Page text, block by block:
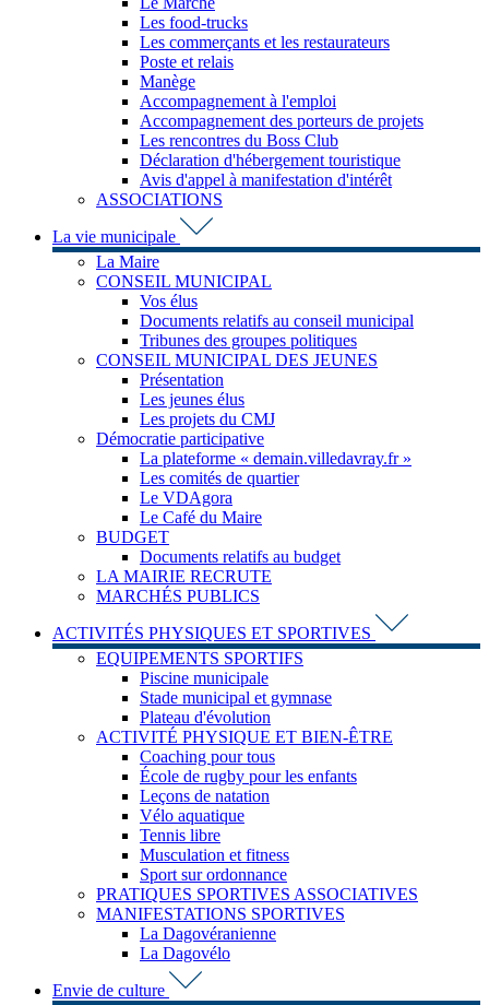
Les food-trucks
Les commerçants et les restaurateurs
Poste et relais
Manège
Accompagnement à l'emploi
Accompagnement des porteurs de projets
Les rencontres du Boss Club
Déclaration d'hébergement touristique
Avis d'appel à manifestation d'intérêt
ASSOCIATIONS
La vie municipale
La Maire
CONSEIL MUNICIPAL
Vos élus
Documents relatifs au conseil municipal
Tribunes des groupes politiques
CONSEIL MUNICIPAL DES JEUNES
Présentation
Les jeunes élus
Les projets du CMJ
Démocratie participative
La plateforme « demain.villedavray.fr »
Les comités de quartier
Le VDAgora
Le Café du Maire
BUDGET
Documents relatifs au budget
LA MAIRIE RECRUTE
MARCHÉS PUBLICS
ACTIVITÉS PHYSIQUES ET SPORTIVES
EQUIPEMENTS SPORTIFS
Piscine municipale
Stade municipal et gymnase
Plateau d'évolution
ACTIVITÉ PHYSIQUE ET BIEN-ÊTRE
Coaching pour tous
École de rugby pour les enfants
Leçons de natation
Vélo aquatique
Tennis libre
Musculation et fitness
Sport sur ordonnance
PRATIQUES SPORTIVES ASSOCIATIVES
MANIFESTATIONS SPORTIVES
La Dagovéranienne
La Dagovélo
Envie de culture